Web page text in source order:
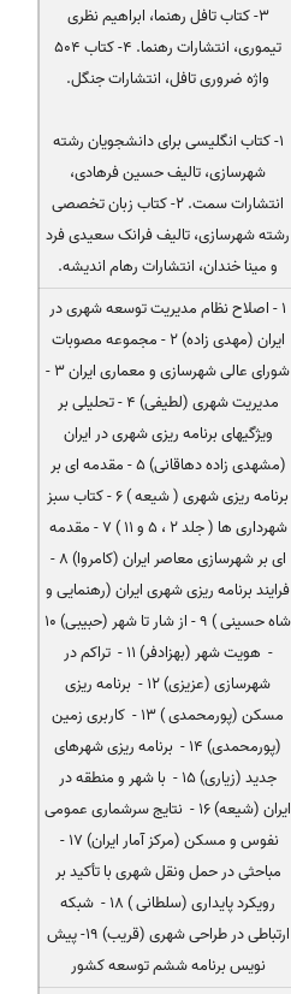
۳- کتاب تافل رهنما، ابراهیم نظری
تیموری، انتشارات رهنما. ۴- کتاب ۵۰۴
واژه ضروری تافل، انتشارات جنگل.
۱- کتاب انگلیسی برای دانشجویان رشته
شهرسازی، تالیف حسین فرهادی،
انتشارات سمت. ۲- کتاب زبان تخصصی
رشته شهرسازی، تالیف فرانک سعیدی فرد
و مینا خندان، انتشارات رهام اندیشه.
1 - اصلاح نظام مدیریت توسعه شهری در
ایران (مهدی زاده) 2 - مجموعه مصوبات
شورای عالی شهرسازی و معماری ایران 3 -
مدیریت شهری (لطیفی) 4 - تحلیلی بر
ویژگیهای برنامه ریزی شهری در ایران
(مشهدی زاده دهاقانی) 5 - مقدمه ای بر
برنامه ریزی شهری ( شیعه ) 6 - کتاب سبز
شهرداری ها ( جلد 2 ، 5 و 11 ) 7 - مقدمه
ای بر شهرسازی معاصر ایران (كامروا) 8 -
فرایند برنامه ریزی شهری ایران (رهنمایی و
شاه حسینی ) 9 - از شار تا شهر (حبیبی) 10
- هویت شهر (بهزادفر) 11 - تراكم در
شهرسازی (عزیزی) 12 - برنامه ریزی
مسكن (پورمحمدی ) 13 - كاربری زمین
(پورمحمدی) 14 - برنامه ریزی شهرهای
جدید (زیاری) 15 - با شهر و منطقه در
ایران (شیعه) 16 - نتایج سرشماری عمومی
نفوس و مسكن (مركز آمار ایران) 17 -
مباحثی در حمل ونقل شهری با تأكید بر
رویكرد پایداری (سلطانی ) 18 - شبكه
ارتباطی در طراحی شهری (قریب) 19- پیش
نویس برنامه ششم توسعه كشور